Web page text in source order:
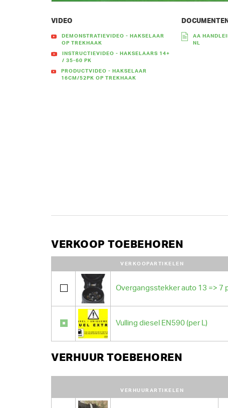
VIDEO
DEMONSTRATIEVIDEO - HAKSELAAR
OP TREKHAAK
INSTRUCTIEVIDEO - HAKSELAARS 14+
/ 35-60 PK
PRODUCTVIDEO - HAKSELAAR
16CM/52PK OP TREKHAAK
DOCUMENTEN
AA
NL
VERKOOP TOEBEHOREN
VERKOOPARTIKELEN
Overgangsstekker auto 13 => 7
Vulling diesel EN590 (per L)
VERHUUR TOEBEHOREN
VERHUURARTIKELEN